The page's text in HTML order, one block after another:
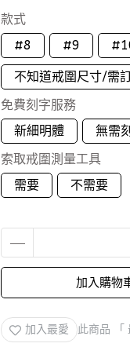
款式
#8
#9
不知道戒圍尺寸/需
免費刻字服務
新細明體
無需
索取戒圍測量工具
需要
不需要
加入購物
加入最愛 此商品 「